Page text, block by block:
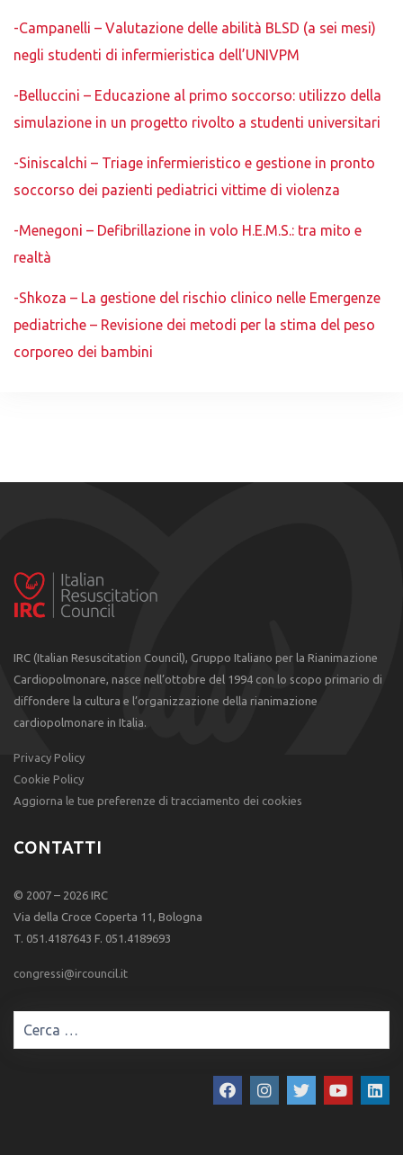
-Campanelli – Valutazione delle abilità BLSD (a sei mesi)
negli studenti di infermieristica dell’UNIVPM
-Belluccini – Educazione al primo soccorso: utilizzo della
simulazione in un progetto rivolto a studenti universitari
-Siniscalchi – Triage infermieristico e gestione in pronto
soccorso dei pazienti pediatrici vittime di violenza
-Menegoni – Defibrillazione in volo H.E.M.S.: tra mito e
realtà
-Shkoza – La gestione del rischio clinico nelle Emergenze
pediatriche – Revisione dei metodi per la stima del peso
corporeo dei bambini
IRC (Italian Resuscitation Council), Gruppo Italiano per la Rianimazione
Cardiopolmonare, nasce nell’ottobre del 1994 con lo scopo primario di
diffondere la cultura e l’organizzazione della rianimazione
cardiopolmonare in Italia.
Privacy Policy
Cookie Policy
Aggiorna le tue preferenze di tracciamento dei cookies
CONTATTI
© 2007 – 2026 IRC
Via della Croce Coperta 11, Bologna
T. 051.4187643 F. 051.4189693
congressi@ircouncil.it
Ricerca
per: